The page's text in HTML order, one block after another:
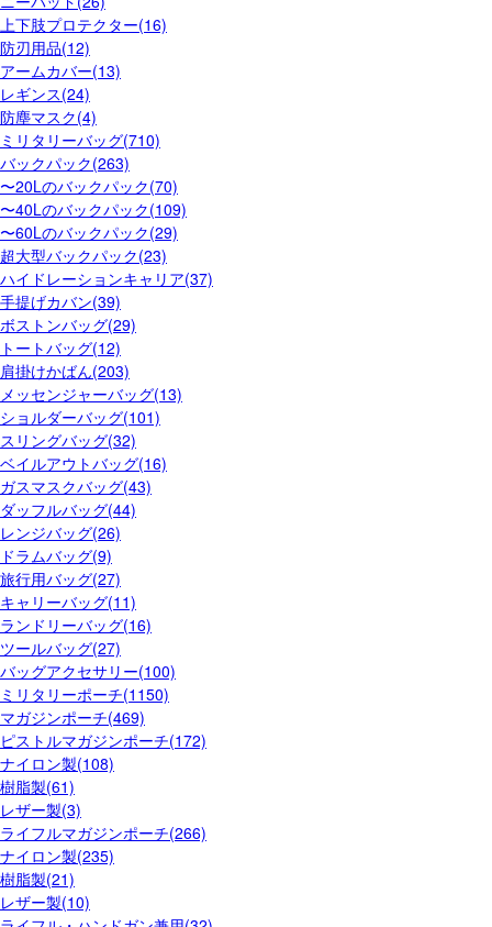
上下肢プロテクター(16)
防刃用品(12)
アームカバー(13)
レギンス(24)
防塵マスク(4)
ミリタリーバッグ(710)
バックパック(263)
〜20Lのバックパック(70)
〜40Lのバックパック(109)
〜60Lのバックパック(29)
超大型バックパック(23)
ハイドレーションキャリア(37)
手提げカバン(39)
ボストンバッグ(29)
トートバッグ(12)
肩掛けかばん(203)
メッセンジャーバッグ(13)
ショルダーバッグ(101)
スリングバッグ(32)
ベイルアウトバッグ(16)
ガスマスクバッグ(43)
ダッフルバッグ(44)
レンジバッグ(26)
ドラムバッグ(9)
旅行用バッグ(27)
キャリーバッグ(11)
ランドリーバッグ(16)
ツールバッグ(27)
バッグアクセサリー(100)
ミリタリーポーチ(1150)
マガジンポーチ(469)
ピストルマガジンポーチ(172)
ナイロン製(108)
樹脂製(61)
レザー製(3)
ライフルマガジンポーチ(266)
ナイロン製(235)
樹脂製(21)
レザー製(10)